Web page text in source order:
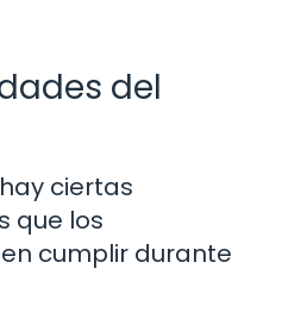
del
ciertas
que los
cumplir durante